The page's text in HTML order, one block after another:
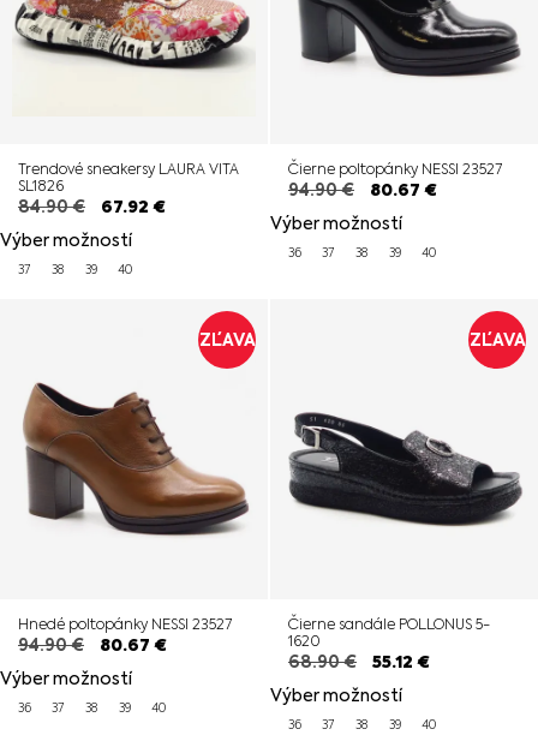
Trendové sneakersy LAURA VITA
SL1826
84.90€ 67.92 €
Výber možností
37 38 39 40
Čierne poltopánky NESSI 23527
94.90€ 80.67 €
Výber možností
36 37 38 39 40
ZĽAVA
Hnedé poltopánky NESSI 23527
94.90€ 80.67 €
Výber možností
36 37 38 39 40
ZĽAVA
Čierne sandále POLLONUS 5-
1620
68.90€ 55.12 €
Výber možností
36 37 38 39 40